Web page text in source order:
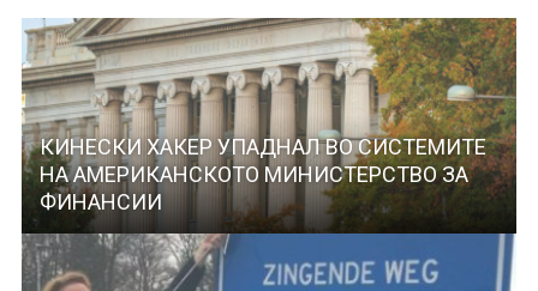
КИНЕСКИ ХАКЕР УПАДНАЛ ВО СИСТЕМИТЕ
НА АМЕРИКАНСКОТО МИНИСТЕРСТВО ЗА
ФИНАНСИИ